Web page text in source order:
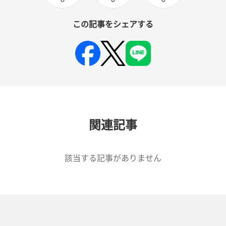
この記事をシェアする
関連記事
該当する記事がありません